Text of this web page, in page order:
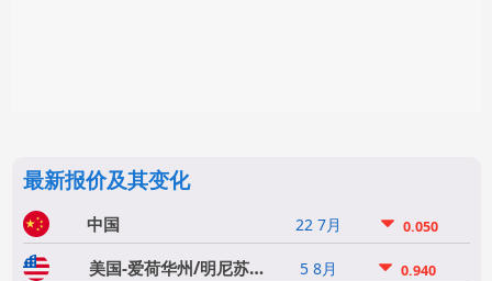
最新报价及其变化
中国 22 7月 0.050
美国-爱荷华州/明尼苏达州 5 8月 0.940